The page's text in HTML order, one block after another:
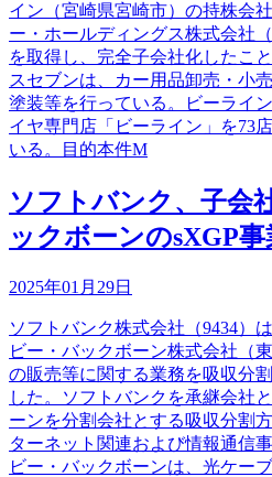
イン（宮崎県宮崎市）の持株会
ー・ホールディングス株式会社
を取得し、完全子会社化したこ
スセブンは、カー用品卸売・小
塗装等を行っている。ビーライ
イヤ専門店「ビーライン」を73
いる。目的本件M
ソフトバンク、子会
ックボーンのsXGP
2025年01月29日
ソフトバンク株式会社（9434）
ビー・バックボーン株式会社（
の販売等に関する業務を吸収分
した。ソフトバンクを承継会社
ーンを分割会社とする吸収分割
ターネット関連および情報通信
ビー・バックボーンは、光ケー